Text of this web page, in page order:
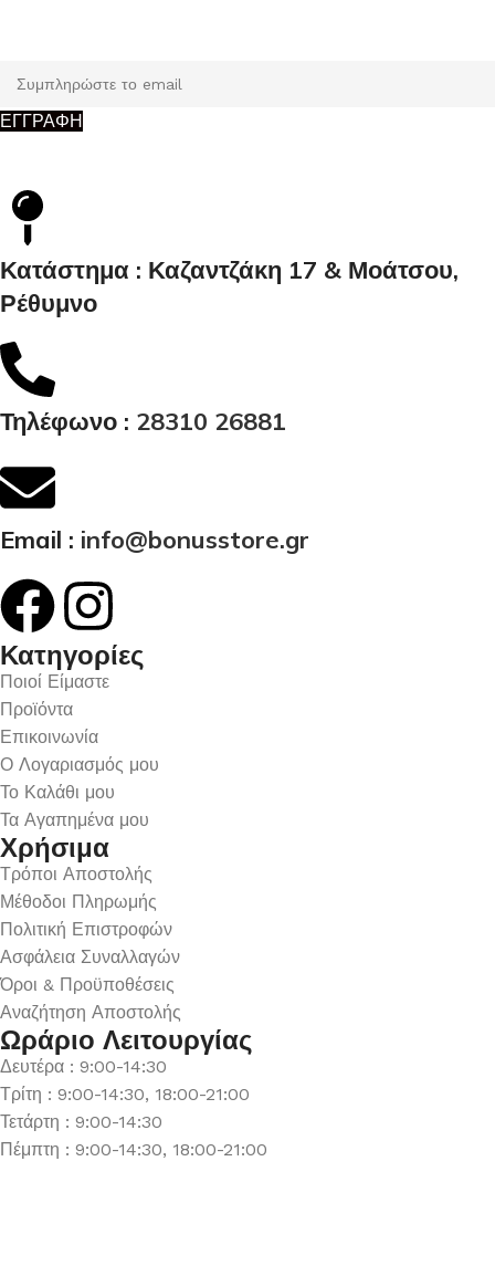
ΕΓΓΡΑΦΗ
Κατάστημα : Καζαντζάκη 17 & Μοάτσου,
Ρέθυμνο
Τηλέφωνο : 28310 26881
Email : info@bonusstore.gr
Κατηγορίες
Ποιοί Είμαστε
Προϊόντα
Επικοινωνία
Ο Λογαριασμός μου
Το Καλάθι μου
Τα Αγαπημένα μου
Χρήσιμα
Τρόποι Αποστολής
Μέθοδοι Πληρωμής
Πολιτική Επιστροφών
Ασφάλεια Συναλλαγών
Όροι & Προϋποθέσεις
Αναζήτηση Αποστολής
Ωράριο Λειτουργίας
Δευτέρα : 9:00-14:30
Τρίτη : 9:00-14:30, 18:00-21:00
Τετάρτη : 9:00-14:30
Πέμπτη : 9:00-14:30, 18:00-21:00